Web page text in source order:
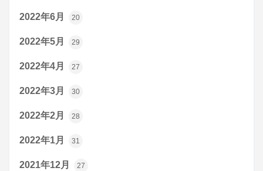
2022年6月 20
2022年5月 29
2022年4月 27
2022年3月 30
2022年2月 28
2022年1月 31
2021年12月 27